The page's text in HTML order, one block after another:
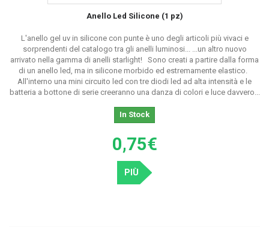
modelli di anelli luminosi a
Il secondo modello di anelli luminosi che troverai nel nostro negozio on
line sono conosciuti con i nome di anelli luce led lanterna. Come il
propio nome indica, questi anelli luminosi compiono una funzione
similare ad una lanterna, però la particolarità di questo articolo è che
potrai illuminare quello che vorrai con addirittura
. Questo modello si vende in bustine da 4 unità nei colori:
fabbricati in plastica
parte inferiore da collocare al dito. Su un lato è situato l'interruttore per
accendere e spegnere gli anelli luminosi quando preferisci.All'interno
Anello Led Silicone (1 pz)
L'anello gel uv in silicone con punte è uno degli articoli più vivaci e
sorprendenti del catalogo tra gli anelli luminosi... ...un altro nuovo
arrivato nella gamma di anelli starlight! Sono creati a partire dalla forma
di un anello led, ma in silicone morbido ed estremamente elastico.
All'interno una mini circuito led con tre diodi led ad alta intensità e le
batteria a bottone di serie creeranno una danza di colori e luce davvero...
In Stock
0,75€
PIÙ